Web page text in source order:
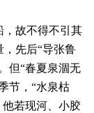
，故不得不引其
先后“导张鲁
但“春夏泉涸无
节，“水泉枯
若现河、小胶